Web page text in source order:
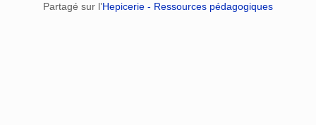
Partagé sur l’Hepicerie - Ressources pédagogiques